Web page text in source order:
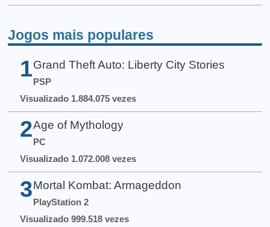
Jogos mais populares
1 Grand Theft Auto: Liberty City Stories
PSP
Visualizado 1.884.075 vezes
2 Age of Mythology
PC
Visualizado 1.072.008 vezes
3 Mortal Kombat: Armageddon
PlayStation 2
Visualizado 999.518 vezes